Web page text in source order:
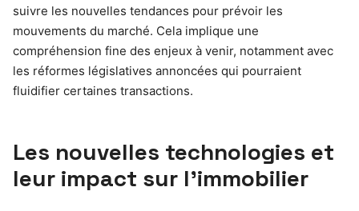
suivre les nouvelles tendances pour prévoir les
mouvements du marché. Cela implique une
compréhension fine des enjeux à venir, notamment avec
les réformes législatives annoncées qui pourraient
fluidifier certaines transactions.
Les nouvelles technologies et
leur impact sur l’immobilier